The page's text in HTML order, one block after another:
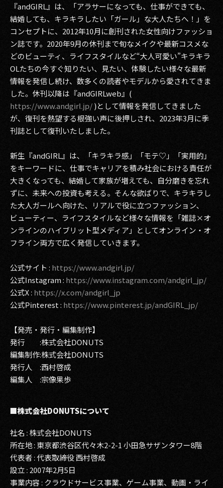
『andGIRL』は、「アラサーになっても、仕事ができても、
結婚しても、キラキラしたい「ガール」な大人たちへ！」を
コンセプトに、2012年10月に創刊された女性向けファッショ
ン誌です。2020年9月の休刊まで旬なメイクや最新コスメな
どのビューティ、ライフスタイルなど“大人可愛い”キラキラ
OLたちの今すぐ知りたい、見たい、体験したい様々な最新
情報を発信し続け、数多くの読者やモデルから愛されてきま
した。休刊以降は『andGIRLweb』(
https://www.andgirl.jp/)として情報を発信してきました
が、復刊を熱望する根強い声に後押しされ、2023年3月に季
刊誌として復刊いたしました。
新生『andGIRL』は、「キラキラ感」「モテ♡」「実用的」
をキーワードに、仕事でキャリアを積み社会における責任が
大きくなっても、結婚して家族が増えても、自分磨きを忘れ
ずに、未来への投資も考える。そんな欲ばりで、キラキラし
た大人ガールへ向けた、リアルで役に立つファッション、
ビューティー、ライフスタイルなど様々な情報を「雑誌×オ
ンラインのハイブリット型メディア」としてオンライン・オ
フライン両方で広く発信していきます。
公式サイト : https://www.andgirl.jp/
公式Instagram : https://www.instagram.com/andgirl_jp/
公式X : https://x.com/andgirl_jp
公式Pinterest : https://www.pinterest.jp/andGIRL_jp/
【発売・発行・編集制作】
発行 :株式会社DONUTS
編集制作:株式会社DONUTS
発行人 :西村啓成
編集人 :宗像果歩
■株式会社DONUTSについて
社名 : 株式会社DONUTS
所在地 : 東京都渋谷区代々木2-2-1 小田急サザンタワー8階
代表者 : 代表取締役 西村啓成
設立 : 2007年2月5日
事業内容 : クラウドサービス事業、ゲーム事業、動画・ライ